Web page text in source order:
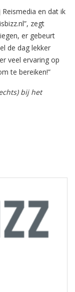
en dat ik
zegt
er gebeurt
de dag lekker
veel ervaring op
te bereiken!”
bij het